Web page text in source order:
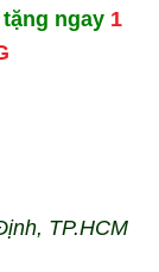
ngay 1
TP.HCM